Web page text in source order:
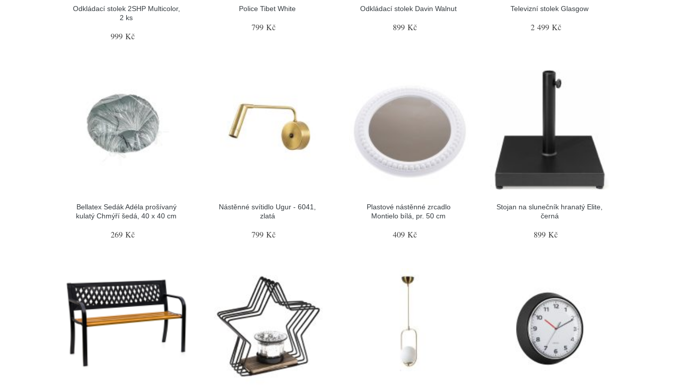
Odkládací stolek 2SHP Multicolor,
2 ks
999 Kč
Police Tibet White
799 Kč
Odkládací stolek Davin Walnut
899 Kč
Televizní stolek Glasgow
2 499 Kč
Bellatex Sedák Adéla prošívaný
kulatý Chmýří šedá, 40 x 40 cm
269 Kč
Nástěnné svítidlo Ugur - 6041,
zlatá
799 Kč
Plastové nástěnné zrcadlo
Montielo bílá, pr. 50 cm
409 Kč
Stojan na slunečník hranatý Elite,
černá
899 Kč